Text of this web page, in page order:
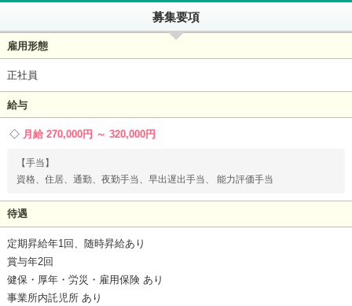
募集要項
雇用形態
正社員
給与
月給 270,000円 ～ 320,000円
【手当】
資格、住居、通勤、夜勤手当、早出遅出手当、 能力評価手当
待遇
定期昇給年1回、随時昇給あり
賞与年2回
健保・厚年・労災・雇用保険 あり
事業所内託児所 あり